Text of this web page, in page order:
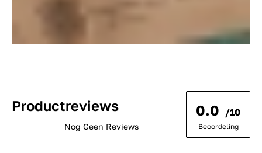
Productreviews
Nog Geen Reviews
0.0 /10
Beoordeling